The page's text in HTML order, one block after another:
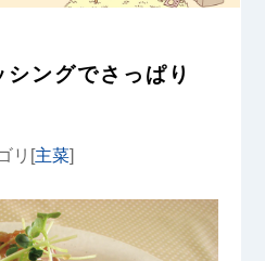
ングでさっぱり
リ[主菜]